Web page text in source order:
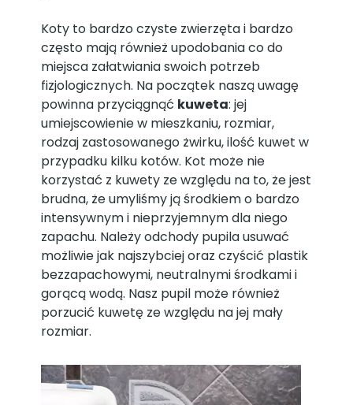
Koty to bardzo czyste zwierzęta i bardzo
często mają również upodobania co do
miejsca załatwiania swoich potrzeb
fizjologicznych. Na początek naszą uwagę
powinna przyciągnąć kuweta: jej
umiejscowienie w mieszkaniu, rozmiar,
rodzaj zastosowanego żwirku, ilość kuwet w
przypadku kilku kotów. Kot może nie
korzystać z kuwety ze względu na to, że jest
brudna, że umyliśmy ją środkiem o bardzo
intensywnym i nieprzyjemnym dla niego
zapachu. Należy odchody pupila usuwać
możliwie jak najszybciej oraz czyścić plastik
bezzapachowymi, neutralnymi środkami i
gorącą wodą. Nasz pupil może również
porzucić kuwetę ze względu na jej mały
rozmiar.